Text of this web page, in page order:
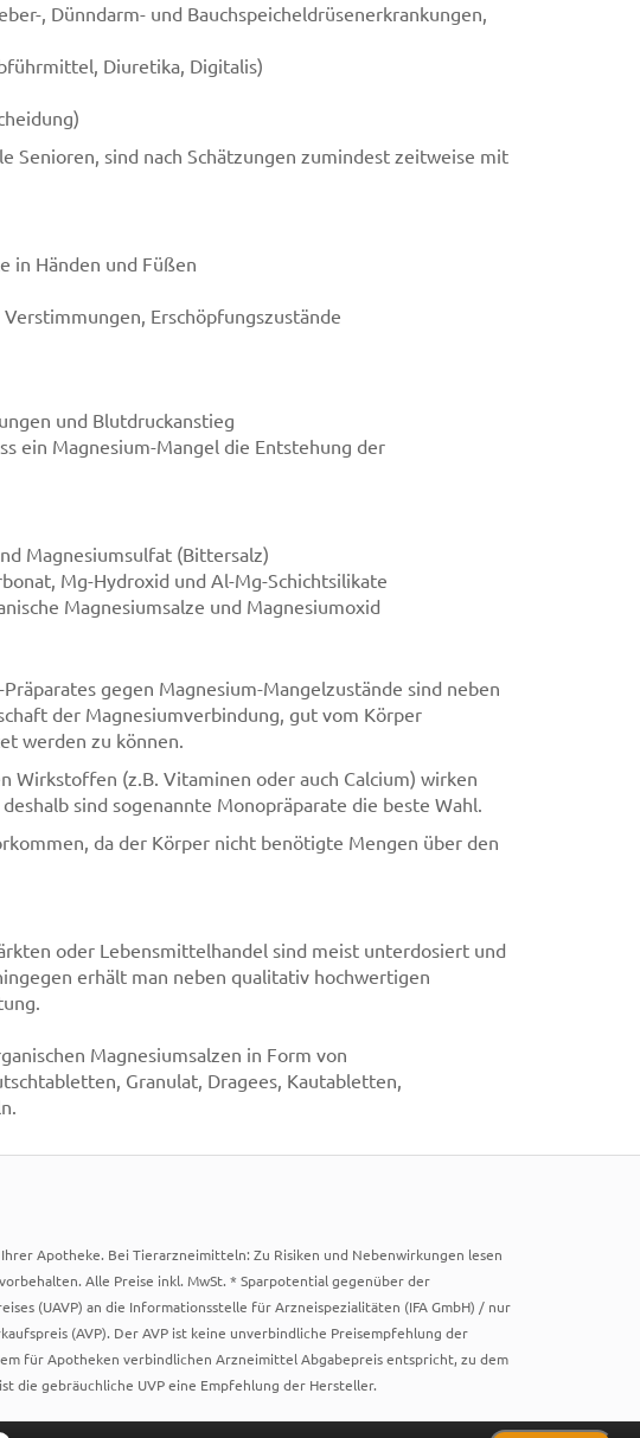
, Dünndarm- und Bauchspeicheldrüsenerkrankungen,
Diuretika, Digitalis)
Senioren, sind nach Schätzungen zumindest zeitweise mit
in Händen und Füßen
Erschöpfungszustände
und Blutdruckanstieg
ein Magnesium-Mangel die Entstehung der
Magnesiumsulfat (Bittersalz)
Mg-Hydroxid und Al-Mg-Schichtsilikate
Magnesiumsalze und Magnesiumoxid
gegen Magnesium-Mangelzustände sind neben
der Magnesiumverbindung, gut vom Körper
werden zu können.
Wirkstoffen (z.B. Vitaminen oder auch Calcium) wirken
sind sogenannte Monopräparate die beste Wahl.
da der Körper nicht benötigte Mengen über den
oder Lebensmittelhandel sind meist unterdosiert und
erhält man neben qualitativ hochwertigen
Magnesiumsalzen in Form von
Granulat, Dragees, Kautabletten,
Apotheke. Bei Tierarzneimitteln: Zu Risiken und Nebenwirkungen lesen
Alle Preise inkl. MwSt. * Sparpotential gegenüber der
(UAVP) an die Informationsstelle für Arzneispezialitäten (IFA GmbH) / nur
(AVP). Der AVP ist keine unverbindliche Preisempfehlung der
für Apotheken verbindlichen Arzneimittel Abgabepreis entspricht, zu dem
die gebräuchliche UVP eine Empfehlung der Hersteller.